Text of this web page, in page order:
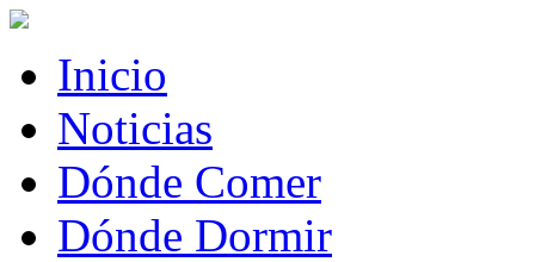
Inicio
Noticias
Dónde Comer
Dónde Dormir